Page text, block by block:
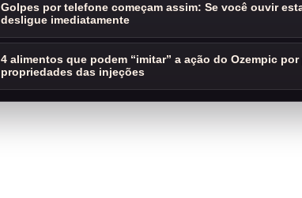
Golpes por telefone começam assim: Se você ouvir
desligue imediatamente
4 alimentos que podem “imitar” a ação do Ozempic
propriedades das injeções